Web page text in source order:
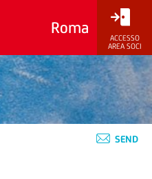
Roma
ACCESSO
AREA SOCI
SEND